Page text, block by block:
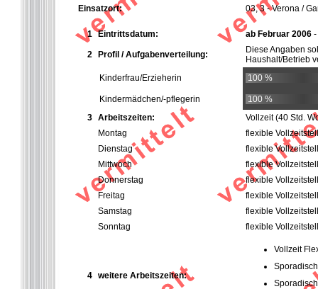
Einsatzort: 03, 3 - Verona /
1 Eintrittsdatum: ab Februar 2006 -
2 Profil / Aufgabenverteilung:
Diese Angaben
Haushalt/Betrieb
Kinderfrau/Erzieherin
100 %
Kindermädchen/-pflegerin
100 %
3 Arbeitszeiten: Vollzeit(40 Std.
Montag
flexible
Dienstag
flexible
Mittwoch
flexible
Donnerstag
flexible
Freitag
flexible
Samstag
flexible
Sonntag
flexible
4 weitere Arbeitszeiten:
Vollzeit